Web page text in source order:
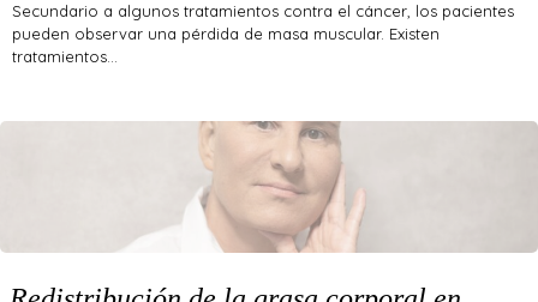
Secundario a algunos tratamientos contra el cáncer, los pacientes
pueden observar una pérdida de masa muscular. Existen
tratamientos…